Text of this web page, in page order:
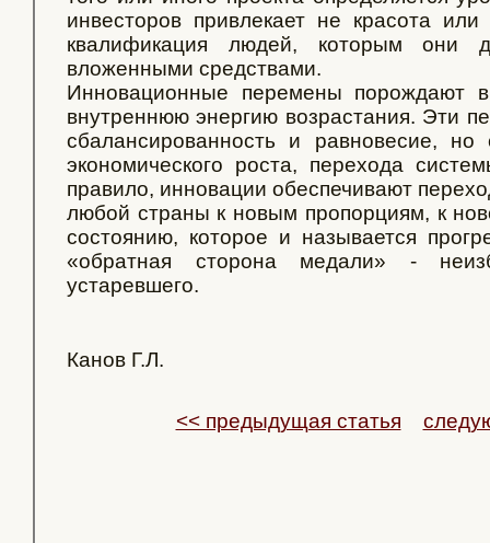
инвесторов привлекает не красота или
квалификация людей, которым они
вложенными средствами.
Инновационные перемены порождают в
внутреннюю энергию возрастания. Эти
сбалансированность и равновесие,
экономического роста, перехода
правило, инновации обеспечивают
любой страны к новым пропорциям, к
состоянию, которое и называется
«обратная сторона медали» -
устаревшего.
Канов Г.Л.
<< предыдущая статья